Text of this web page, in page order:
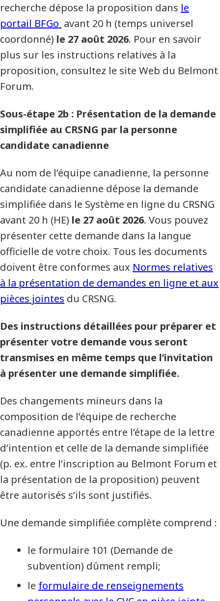
recherche dépose la proposition dans le
portail BFGo avant 20 h (temps universel
coordonné) le 27 août 2026. Pour en savoir
plus sur les instructions relatives à la
proposition, consultez le site Web du Belmont
Forum.
Sous-étape 2b : Présentation de la demande
simplifiée au CRSNG par la personne
candidate canadienne
Au nom de l’équipe canadienne, la personne
candidate canadienne dépose la demande
simplifiée dans le Système en ligne du CRSNG
avant 20 h (HE) le 27 août 2026. Vous pouvez
présenter cette demande dans la langue
officielle de votre choix. Tous les documents
doivent être conformes aux Normes relatives
à la présentation de demandes en ligne et aux
pièces jointes du CRSNG.
Des instructions détaillées pour préparer et
présenter votre demande vous seront
transmises en même temps que l’invitation
à présenter une demande simplifiée.
Des changements mineurs dans la
composition de l’équipe de recherche
canadienne apportés entre l’étape de la lettre
d’intention et celle de la demande simplifiée
(p. ex. entre l’inscription au Belmont Forum et
la présentation de la proposition) peuvent
être autorisés s’ils sont justifiés.
Une demande simplifiée complète comprend :
le formulaire 101 (Demande de
subvention) dûment rempli;
le formulaire de renseignements